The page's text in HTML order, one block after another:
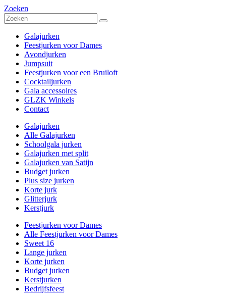
Zoeken
Galajurken
Feestjurken voor Dames
Avondjurken
Jumpsuit
Feestjurken voor een Bruiloft
Cocktailjurken
Gala accessoires
GLZK Winkels
Contact
Galajurken
Alle Galajurken
Schoolgala jurken
Galajurken met split
Galajurken van Satijn
Budget jurken
Plus size jurken
Korte jurk
Glitterjurk
Kerstjurk
Feestjurken voor Dames
Alle Feestjurken voor Dames
Sweet 16
Lange jurken
Korte jurken
Budget jurken
Kerstjurken
Bedrijfsfeest